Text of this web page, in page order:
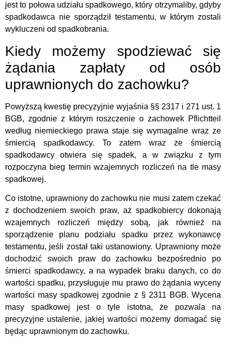
jest to połowa udziału spadkowego, który otrzymaliby, gdyby
spadkodawca nie sporządził testamentu, w którym zostali
wykluczeni od spadkobrania.
Kiedy możemy spodziewać się
żądania zapłaty od osób
uprawnionych do zachowku?
Powyższą kwestię precyzyjnie wyjaśnia §§ 2317 i 271 ust. 1
BGB, zgodnie z którym roszczenie o zachowek Pflichtteil
według niemieckiego prawa staje się wymagalne wraz ze
śmiercią spadkodawcy. To zatem wraz ze śmiercią
spadkodawcy otwiera się spadek, a w związku z tym
rozpoczyna bieg termin wzajemnych rozliczeń na tle masy
spadkowej.
Co istotne, uprawniony do zachowku nie musi zatem czekać
z dochodzeniem swoich praw, aż spadkobiercy dokonają
wzajemnych rozliczeń między sobą, jak również na
sporządzenie planu podziału spadku przez wykonawcę
testamentu, jeśli został taki ustanowiony. Uprawniony może
dochodzić swoich praw do zachowku bezpośrednio po
śmierci spadkodawcy, a na wypadek braku danych, co do
wartości spadku, przysługuje mu prawo do żądania wyceny
wartości masy spadkowej zgodnie z § 2311 BGB. Wycena
masy spadkowej jest o tyle istotna, że pozwala na
precyzyjne ustalenie, jakiej wartości możemy domagać się
będąc uprawnionym do zachowku.